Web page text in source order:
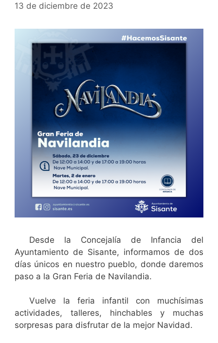
13 de diciembre de 2023
Desde la Concejalía de Infancia del
Ayuntamiento de Sisante, informamos de dos
días únicos en nuestro pueblo, donde daremos
paso a la Gran Feria de Navilandia.
Vuelve la feria infantil con muchísimas
actividades, talleres, hinchables y muchas
sorpresas para disfrutar de la mejor Navidad.